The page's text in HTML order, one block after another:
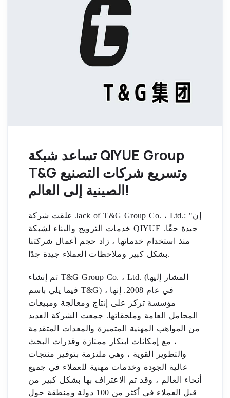
تساعد شبكة QIYUE Group
T&G وتسريع شركات التصنيع
الصينية إلى العالم!
علقت شركة Jack of T&G Group Co. ، Ltd.: "إن
خدمات الترويج والبناء لشبكة QIYUE جيدة حقًا.
منذ استخدام خدماتها ، زاد حجم أعمال شركتنا
بشكل كبير وملاحظات العملاء جيدة جدًا.
تم إنشاء T&G Group Co. ، Ltd. (المشار إليها
فيما يلي باسم T&G) ، في عام 2008. إنها
مؤسسة تركز على إنتاج ومعالجة ومبيعات
المحامل العامة وملحقاتها. جمعت الشركة العديد
من المواهب المهنية المتميزة والمعدات المتقدمة
، مع إمكانات ابتكار ممتازة وقدرات البحث
والتطوير القوية ، وهي ملتزمة بتوفير منتجات
عالية الجودة وخدمات مهنية للعملاء في جميع
أنحاء العالم ، وقد تم الاعتراف بها بشكل كبير من
قبل العملاء في أكثر من 100 دولة ومنطقة حول